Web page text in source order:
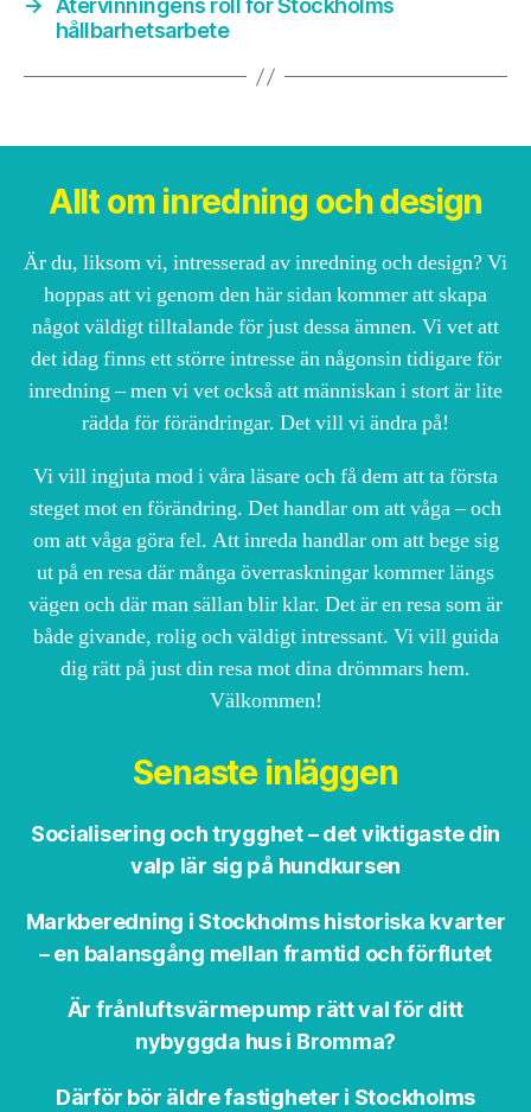
→ Återvinningens roll för Stockholms
hållbarhetsarbete
Allt om inredning och design
Är du, liksom vi, intresserad av inredning och design? Vi
hoppas att vi genom den här sidan kommer att skapa
något väldigt tilltalande för just dessa ämnen. Vi vet att
det idag finns ett större intresse än någonsin tidigare för
inredning – men vi vet också att människan i stort är lite
rädda för förändringar. Det vill vi ändra på!
Vi vill ingjuta mod i våra läsare och få dem att ta första
steget mot en förändring. Det handlar om att våga – och
om att våga göra fel. Att inreda handlar om att bege sig
ut på en resa där många överraskningar kommer längs
vägen och där man sällan blir klar. Det är en resa som är
både givande, rolig och väldigt intressant. Vi vill guida
dig rätt på just din resa mot dina drömmars hem.
Välkommen!
Senaste inläggen
Socialisering och trygghet – det viktigaste din
valp lär sig på hundkursen
Markberedning i Stockholms historiska kvarter
– en balansgång mellan framtid och förflutet
Är frånluftsvärmepump rätt val för ditt
nybyggda hus i Bromma?
Därför bör äldre fastigheter i Stockholms